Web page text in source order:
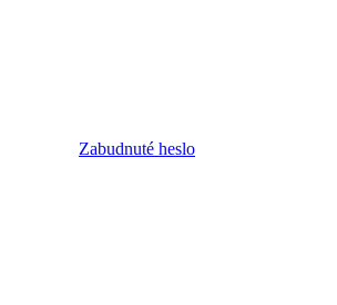
Zabudnuté heslo